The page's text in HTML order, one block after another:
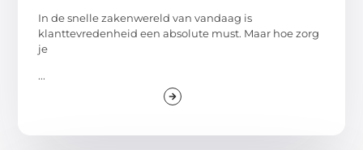
In de snelle zakenwereld van vandaag is
klanttevredenheid een absolute must. Maar hoe zorg
je
...